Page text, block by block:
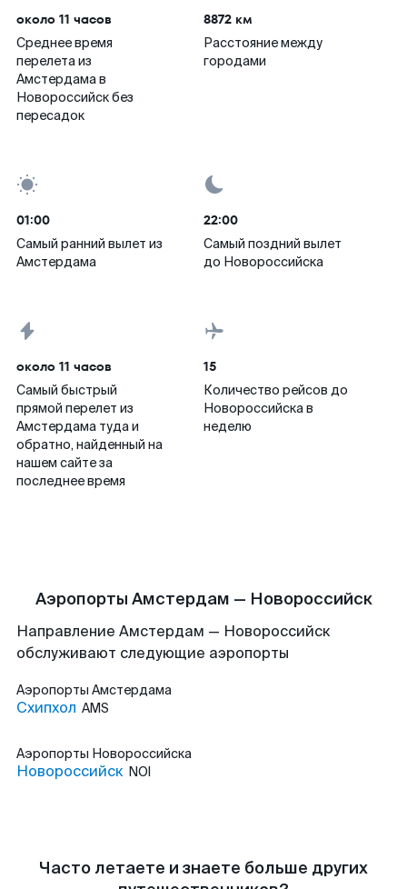
около 11 часов
Среднее время
перелета из
Амстердама в
Новороссийск без
пересадок
8872 км
Расстояние между
городами
01:00
Самый ранний вылет из
Амстердама
22:00
Самый поздний вылет
до Новороссийска
около 11 часов
Самый быстрый
прямой перелет из
Амстердама туда и
обратно, найденный на
нашем сайте за
последнее время
15
Количество рейсов до
Новороссийска в
неделю
Аэропорты Амстердам — Новороссийск
Направление Амстердам — Новороссийск
обслуживают следующие аэропорты
Аэропорты Амстердама
Схипхол AMS
Аэропорты Новороссийска
Новороссийск NOI
Часто летаете и знаете больше других